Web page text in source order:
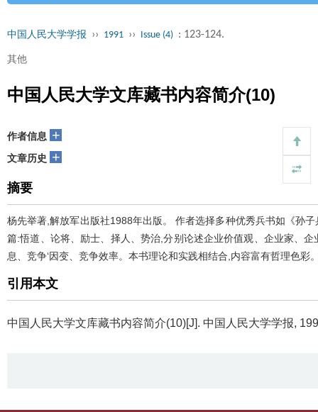
中国人民大学学报 ›› 1991 ›› Issue (4) : 123-124.
其他
中国人民大学文库藏书内容简介(10)
作者信息 +
文章历史 +
摘要
杨先举著,解放军出版社1988年出版。 作者选择多种优秀兵书如《孙
篇:悟道、论将、励士、择人、势治,分别论述企业价值观、企业家、
息、竞争‘因变、竞争效率。本书理论和实践相结合,内容富有哲理色彩
引用本文
中国人民大学文库藏书内容简介(10)[J]. 中国人民大学学报,